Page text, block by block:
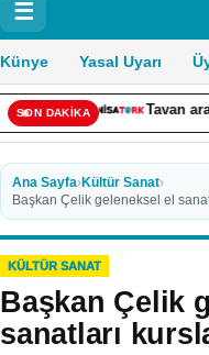
☰
Künye Yasal Uyarı
SON DAKİKAçıkan tohumlar
Ana Sayfa›Kültür Sanat›
Başkan Çelik geleneksel el
KÜLTÜR SANAT
Başkan Çelik
sanatları